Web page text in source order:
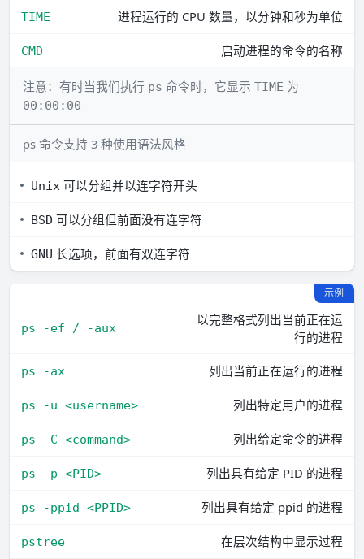
TIME 进程运行的 CPU 数量，以分钟和秒为单位
CMD 启动进程的命令的名称
注意：有时当我们执行 ps 命令时，它显示 TIME 为
00:00:00
ps 命令支持 3 种使用语法风格
Unix 可以分组并以连字符开头
BSD 可以分组但前面没有连字符
GNU 长选项，前面有双连字符
示例
ps -ef / -aux
以完整格式列出当前正在运
行的进程
ps -ax 列出当前正在运行的进程
ps -u <username> 列出特定用户的进程
ps -C <command> 列出给定命令的进程
ps -p <PID> 列出具有给定 PID 的进程
ps -ppid <PPID> 列出具有给定 ppid 的进程
pstree 在层次结构中显示过程